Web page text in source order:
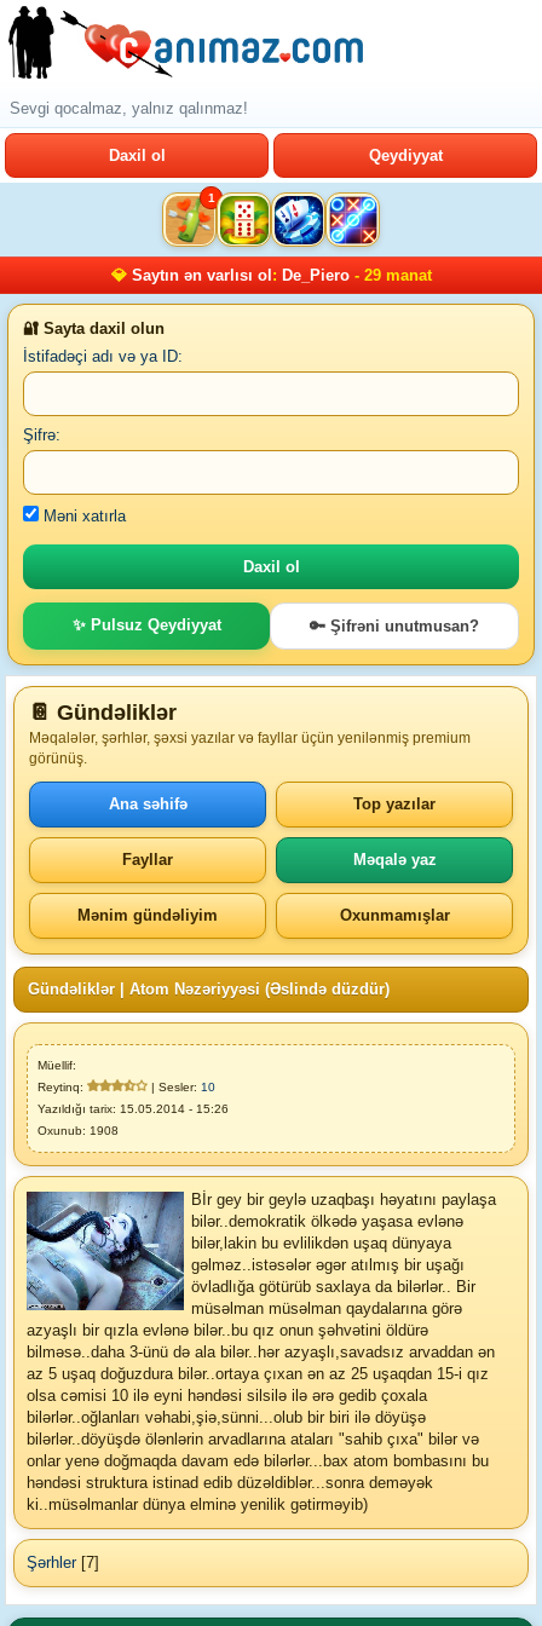
Sevgi qocalmaz, yalnız qalınmaz!
Daxil ol Qeydiyyat
1
💎 Saytın ən varlısı ol : De_Piero- 29 manat
🔐 Sayta daxil olun
İstifadəçi adı və ya ID:
Şifrə:
Məni xatırla
✨ Pulsuz Qeydiyyat 🔑 Şifrəni unutmusan?
📔 Gündəliklər
Məqalələr, şərhlər, şəxsi yazılar və fayllar üçün yenilənmiş premium
görünüş.
Ana səhifə Top yazılar
Fayllar Məqalə yaz
Mənim gündəliyim Oxunmamışlar
Gündəliklər Atom Nəzəriyyəsi (Əslində düzdür)
Müellif:
Reytinq:
| Sesler: 10
Yazıldığı tarix: 15.05.2014 - 15:26
Oxunub: 1908
Bİr gey bir geylə uzaqbaşı həyatını paylaşa
bilər..demokratik ölkədə yaşasa evlənə
bilər,lakin bu evlilikdən uşaq dünyaya
gəlməz..istəsələr əgər atılmış bir uşağı
övladlığa götürüb saxlaya da bilərlər.. Bir
müsəlman müsəlman qaydalarına görə
azyaşlı bir qızla evlənə bilər..bu qız onun şəhvətini öldürə
bilməsə..daha 3-ünü də ala bilər..hər azyaşlı,savadsız arvaddan ən
az 5 uşaq doğuzdura bilər..ortaya çıxan ən az 25 uşaqdan 15-i qız
olsa cəmisi 10 ilə eyni həndəsi silsilə ilə ərə gedib çoxala
bilərlər..oğlanları vəhabi,şiə,sünni...olub bir biri ilə döyüşə
bilərlər..döyüşdə ölənlərin arvadlarına ataları "sahib çıxa" bilər və
onlar yenə doğmaqda davam edə bilərlər...bax atom bombasını bu
həndəsi struktura istinad edib düzəldiblər...sonra deməyək
ki..müsəlmanlar dünya elminə yenilik gətirməyib)
Şərhler[7]